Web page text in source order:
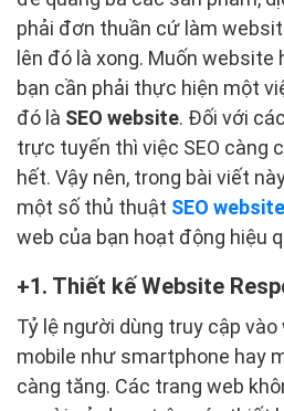
phải đơn thuần cứ làm
lên đó là xong. Muốn website
bạn cần phải thực hiện một
đó là SEO website. Đối với
trực tuyến thì việc SEO càng
hết. Vậy nên, trong bài viết
một số thủ thuật SEO
web của bạn hoạt động hiệu
1. Thiết kế Website
Tỷ lệ người dùng truy cập
mobile như smartphone hay
càng tăng. Các trang web